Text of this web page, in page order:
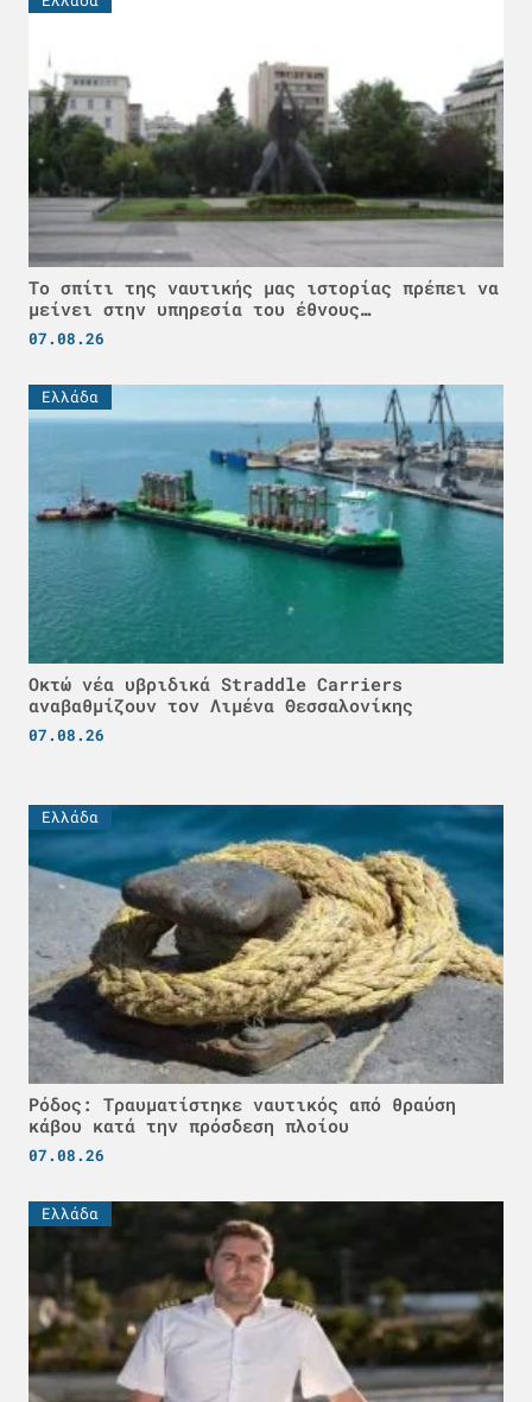
Το σπίτι της ναυτικής μας ιστορίας πρέπει να
μείνει στην υπηρεσία του έθνους…
07.08.26
Ελλάδα
Οκτώ νέα υβριδικά Straddle Carriers
αναβαθμίζουν τον Λιμένα Θεσσαλονίκης
07.08.26
Ελλάδα
Ρόδος: Τραυματίστηκε ναυτικός από θραύση
κάβου κατά την πρόσδεση πλοίου
07.08.26
Ελλάδα